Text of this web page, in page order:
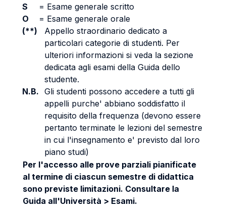
S
= Esame generale scritto
O
= Esame generale orale
(**)
Appello straordinario dedicato a
particolari categorie di studenti. Per
ulteriori informazioni si veda la sezione
dedicata agli esami della Guida dello
studente.
N.B. Gli studenti possono accedere a tutti gli
appelli purche' abbiano soddisfatto il
requisito della frequenza (devono essere
pertanto terminate le lezioni del semestre
in cui l'insegnamento e' previsto dal loro
piano studi)
Per l'accesso alle prove parziali pianificate
al termine di ciascun semestre di didattica
sono previste limitazioni. Consultare la
Guida all'Università > Esami.